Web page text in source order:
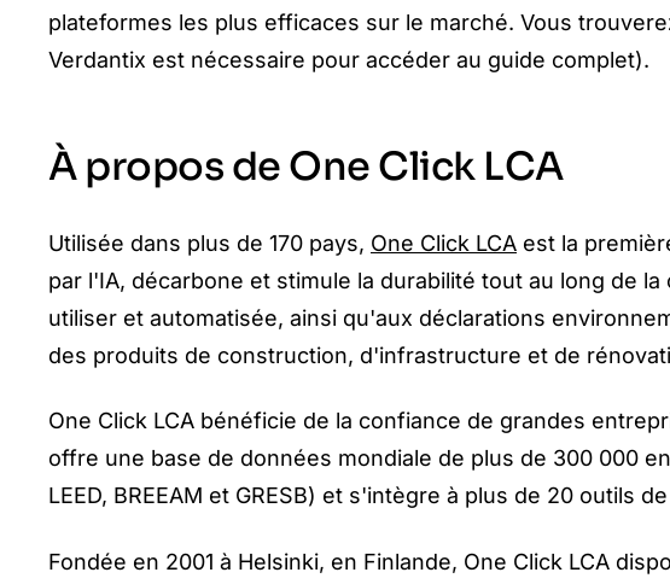
plateformes les plus efficaces sur le marché. Vous
Verdantix est nécessaire pour accéder au guide complet).
À propos de One Click LCA
Utilisée dans plus de 170 pays, One Click LCA est la
par l'IA, décarbone et stimule la durabilité tout au long de
utiliser et automatisée, ainsi qu'aux déclarations
des produits de construction, d'infrastructure et de
One Click LCA bénéficie de la confiance de grandes
offre une base de données mondiale de plus de 300 000
LEED, BREEAM et GRESB) et s'intègre à plus de 20 outils
Fondée en 2001 à Helsinki, en Finlande, One Click LCA